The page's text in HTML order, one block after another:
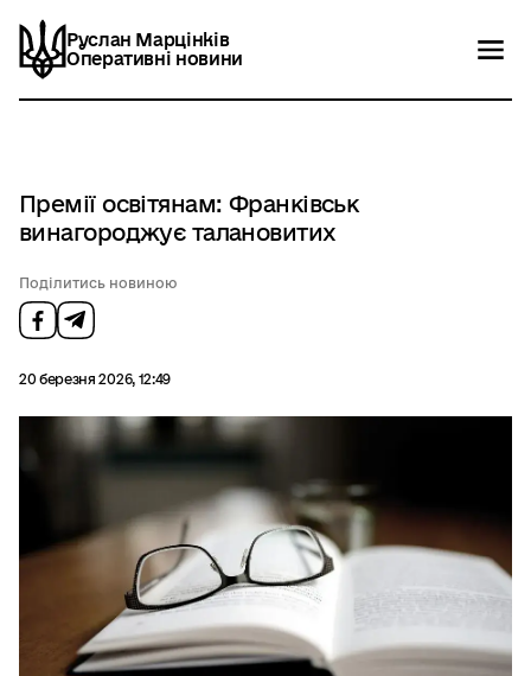
Руслан Марцінків
Оперативні новини
Руслан Марцінків
Оперативні новини
Премії освітянам: Франківськ
винагороджує талановитих
Поділитись новиною
20 березня 2026, 12:49